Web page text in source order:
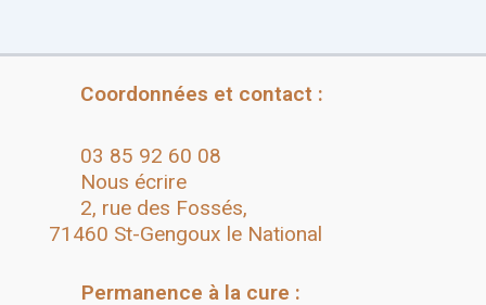
Coordonnées et contact :
03 85 92 60 08
Nous écrire
2, rue des Fossés,
71460 St-Gengoux le National
Permanence à la cure :